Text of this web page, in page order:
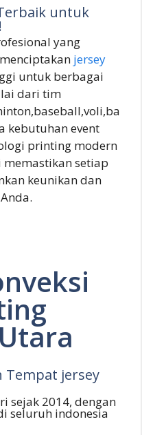
untuk
yang
jersey
untuk berbagai
dari tim
kebutuhan event
printing modern
setiap
keunikan dan
Tempat jersey
sejak 2014, dengan
seluruh indonesia